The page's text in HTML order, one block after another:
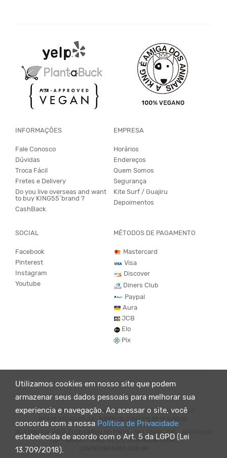
Utilizamos cookies em nosso site que podem
armazenar seus dados pessoais para melhorar sua
experiencia e navegação. Ao acessar o site, você
concorda com a nossa Política de Privacidade
estabelecida de acordo com o Art. 5 da LGPD (Lei
13.709/2018).
INFORMAÇÕES
Fale Conosco
Dúvidas
Troca Fácil
Fretes e Delivery
Do you live overseas and want
to buy KING55´brand ?
CashBack
EMPRESA
Horários
Endereços
Quem Somos
Segurança
Kite Surf / Guajiru
Depoimentos
SOCIAL
Facebook
Pinterest
Instagram
Youtube
MÉTODOS DE PAGAMENTO
Mastercard
Visa
Discover
Diners Club
Paypal
Aura
JCB
Elo
Pix
© KING55 - LOJA DE ROUPAS VEGANO E SUSTENTÁVEL. CNPJ:
07.438.330/0001-02 . TODOS OS DIREITOS RESERVADOS.
RUA DOUTOR VIRGÍLIO DE CARVALHO PINTO - 190, 05415-020 - SÃO PAULO
- SP - BRASIL - FONE: 55 (11) 3064-8056. EMAIL: